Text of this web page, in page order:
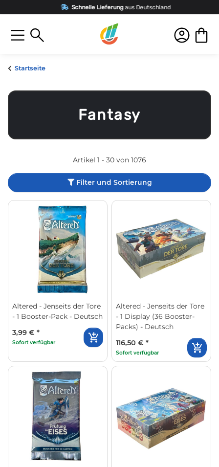
Schnelle Lieferungaus Deutschland
Startseite
Fantasy
Artikel 1 - 30 von 1076
Filter und Sortierung
Altered - Jenseits der Tore
- 1 Booster-Pack - Deutsch
3,99 € *
Sofort verfügbar
Altered - Jenseits der Tore
- 1 Display (36 Booster-
Packs) - Deutsch
116,50 € *
Sofort verfügbar